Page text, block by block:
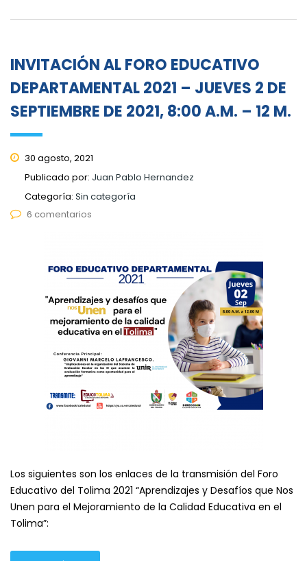
INVITACIÓN AL FORO EDUCATIVO
DEPARTAMENTAL 2021 – JUEVES 2 DE
SEPTIEMBRE DE 2021, 8:00 A.M. – 12 M.
30 agosto, 2021
Publicado por: Juan Pablo Hernandez
Categoría: Sin categoría
6 comentarios
Los siguientes son los enlaces de la transmisión del Foro
Educativo del Tolima 2021 “Aprendizajes y Desafíos que Nos
Unen para el Mejoramiento de la Calidad Educativa en el
Tolima”: